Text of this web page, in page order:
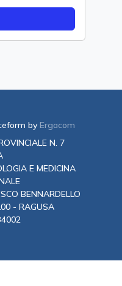
byErgacom
N. 7
E MEDICINA
BENNARDELLO
- RAGUSA